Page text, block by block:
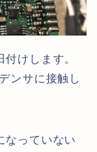
けします。
ンサに接触し
なっていない